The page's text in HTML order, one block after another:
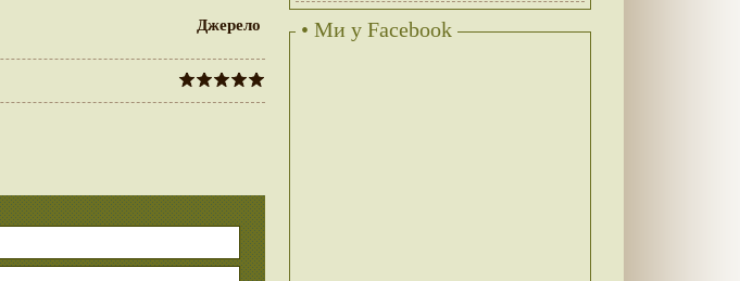
Джерело • Ми у Facebook